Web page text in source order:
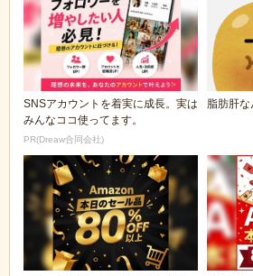
SNSアカウントを着実に成長。実は
みんなココ使ってます。
PR(Dreaw合同会社)
脂肪肝な